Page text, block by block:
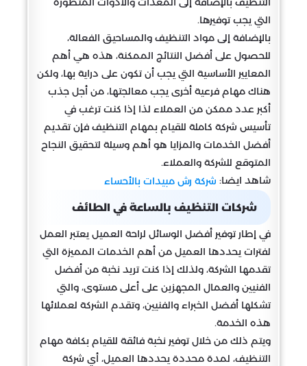
التي يجب توفيرها.
بالإضافة إلى مواد التنظيف والمساحيق الفعالة،
للحصول على أفضل النتائج الممكنة، هذه هي أهم
المعايير الأساسية التي يجب أن تكون على دراية بها، ولكن
هناك مهام فرعية أخرى يجب معالجتها، من أجل جذب
أكبر عدد ممكن من العملاء لذا إذا كنت ترغب في
تأسيس شركة كاملة للقيام بمهام التنظيف فإن تقديم
أفضل الخدمات والمزايا هو أهم وسيلة لتحقيق النجاح
المتوقع للشركة والعملاء.
شاهد ايضا: شركة رش مبيدات بالأحساء
شركات التنظيف بالساعة في الطائف
في إطار توفير أفضل الوسائل لراحة العميل يعتبر العمل
لفترات يحددها العميل من أهم الخدمات المميزة التي
تقدمها الشركة، ولذلك إذا كنت تريد نخبة من أفضل
الفنيين والعمال المجهزين على أعلى مستوى، والتي
تشكلها أفضل الخبراء والفنيين، وتقدم الشركة لعملائها
هذه الخدمة.
ويتم ذلك من خلال توفير نخبة فائقة للقيام بكافة مهام
التنظيف، لمدة محددة يحددها العميل، أي شركة